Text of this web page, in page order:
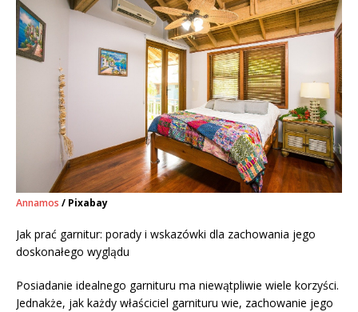
Annamos / Pixabay
Jak prać garnitur: porady i wskazówki dla zachowania jego
doskonałego wyglądu
Posiadanie idealnego garnituru ma niewątpliwie wiele korzyści.
Jednakże, jak każdy właściciel garnituru wie, zachowanie jego